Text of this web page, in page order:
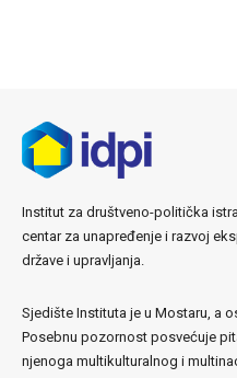
Institut za društveno-politička
centar za unapređenje i razvoj
države i upravljanja.
Sjedište Instituta je u Mostaru, a
Posebnu pozornost posvećuje
njenoga multikulturalnog i